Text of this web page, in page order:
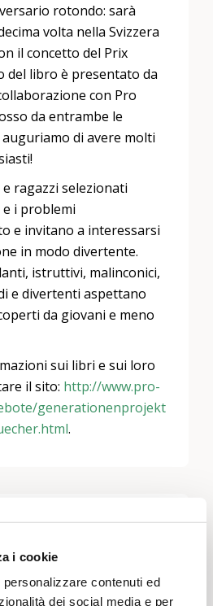
i cookie
contenuti ed
dei social media e per
rotondo: sarà
volta nella Svizzera
il concetto del Prix
del libro è presentato da
con Pro
da entrambe le
di avere molti
ragazzi selezionati
i problemi
e invitano a interessarsi
in modo divertente.
istruttivi, malinconici,
e divertenti aspettano
da giovani e meno
sui libri e sui loro
il sito: http://www.pro-
generationenprojekt
.
per inviare un commento.